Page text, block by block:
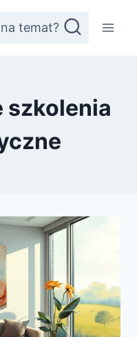
temat?
szkolenia